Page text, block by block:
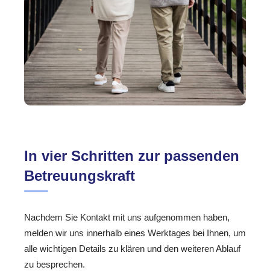
In vier Schritten zur passenden
Betreuungskraft
Nachdem Sie Kontakt mit uns aufgenommen haben,
melden wir uns innerhalb eines Werktages bei Ihnen, um
alle wichtigen Details zu klären und den weiteren Ablauf
zu besprechen.